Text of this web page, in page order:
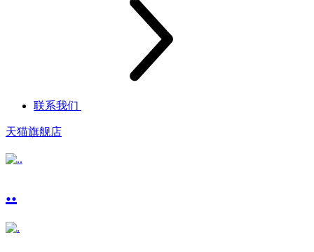
联系我们
天猫旗舰店
..